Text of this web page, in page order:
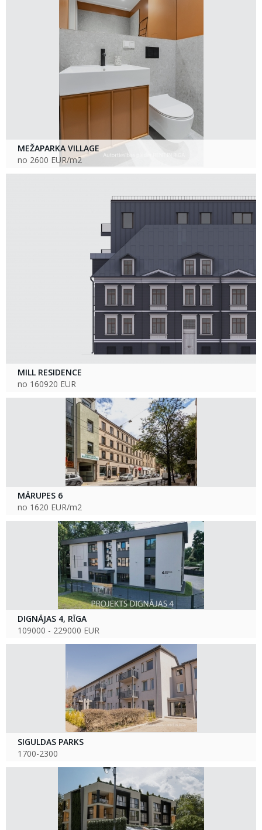
MEŽAPARKA VILLAGE
no 2600 EUR/m2
MILL RESIDENCE
no 160920 EUR
MĀRUPES 6
no 1620 EUR/m2
DIGNĀJAS 4, RĪGA
109000 - 229000 EUR
SIGULDAS PARKS
1700-2300